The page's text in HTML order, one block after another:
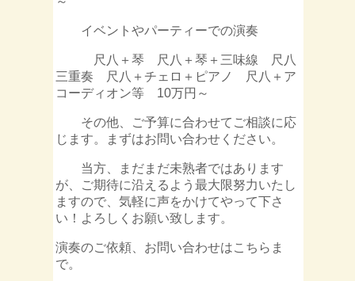
イベントやパーティーでの演奏
尺八＋琴 尺八＋琴＋三味線 尺八
三重奏 尺八＋チェロ＋ピアノ 尺八＋ア
コーディオン等 10万円～
その他、ご予算に合わせてご相談に応
じます。まずはお問い合わせください。
当方、まだまだ未熟者ではあります
が、ご期待に沿えるよう最大限努力いたし
ますので、気軽に声をかけてやって下さ
い！よろしくお願い致します。
演奏のご依頼、お問い合わせはこちらま
で。